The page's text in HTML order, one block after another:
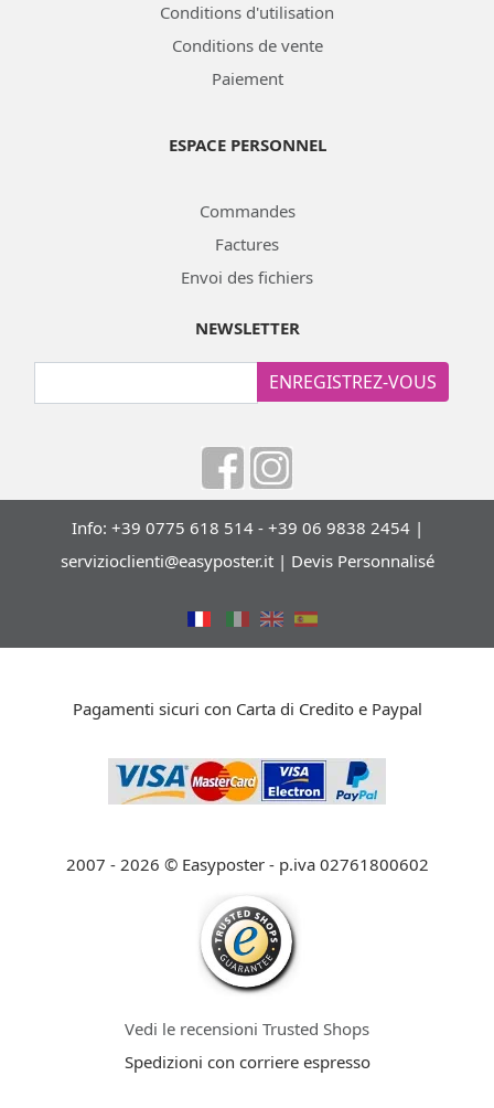
Conditions d'utilisation
Conditions de vente
Paiement
ESPACE PERSONNEL
Commandes
Factures
Envoi des fichiers
NEWSLETTER
ENREGISTREZ-VOUS
Info: +39 0775 618 514 - +39 06 9838 2454 |
servizioclienti@easyposter.it| Devis Personnalisé
Pagamenti sicuri con Carta di Credito e Paypal
2007 - 2026 © Easyposter - p.iva 02761800602
Vedi le recensioni Trusted Shops
Spedizioni con corriere espresso